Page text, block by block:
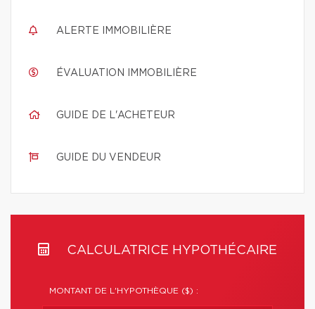
ALERTE IMMOBILIÈRE
ÉVALUATION IMMOBILIÈRE
GUIDE DE L'ACHETEUR
GUIDE DU VENDEUR
CALCULATRICE HYPOTHÉCAIRE
MONTANT DE L'HYPOTHÈQUE ($) :